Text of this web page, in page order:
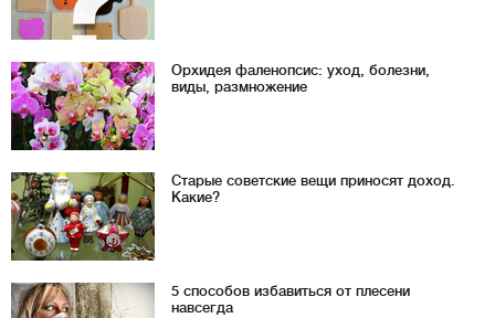
Орхидея фаленопсис: уход, болезни,
виды, размножение
Старые советские вещи приносят доход.
Какие?
5 способов избавиться от плесени
навсегда